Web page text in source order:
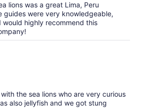
lions was a great Lima, Peru
guides were very knowledgeable,
highly recommend this
the sea lions who are very curious
also jellyfish and we got stung